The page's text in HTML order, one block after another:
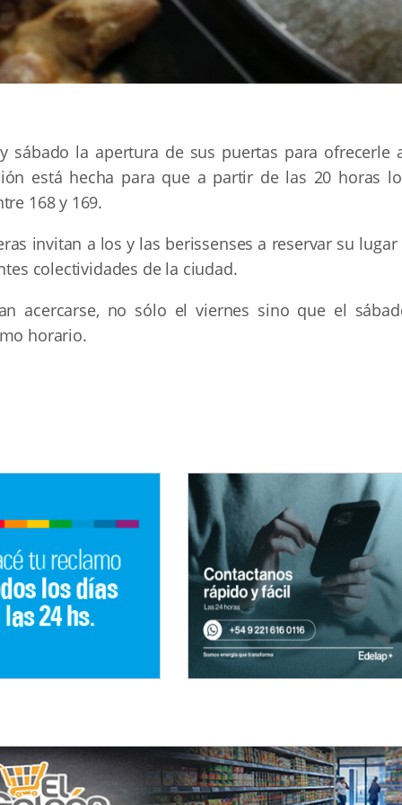
sábado la apertura de sus puertas para ofrecerle
está hecha para que a partir de las 20 horas
168 y 169.
invitan a los y las berissenses a reservar su lugar
colectividades de la ciudad.
acercarse, no sólo el viernes sino que el
horario.